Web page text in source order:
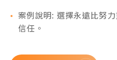
案例說明: 選擇永遠比努
信任。